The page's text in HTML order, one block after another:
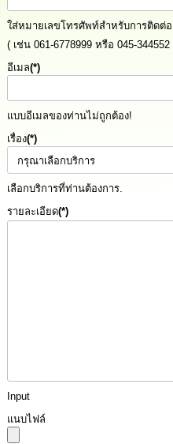
การ
บริหาร
และ
พัฒนา
บุคคล
การ
จัด
ซื้อ
จัด
จ้าง
การ
ดำเนิน
ใส่หมายเลขโทรศัพท์สำหรับการติดต่
( เช่น 061-6778999 หรือ 045-344552
อีเมล(*)
แบบอีเมลของท่านไม่ถูกต้อง!
เรื่อง(*)
เลือกบริการที่ท่านต้องการ.
รายละเอียด(*)
Input
แนบไฟล์